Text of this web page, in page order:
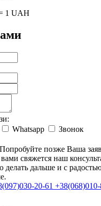
1 UAH
Whatsapp Звонок
позже Ваша
свяжется наш
делать дальше и с
20-61